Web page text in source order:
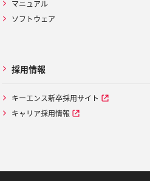
マニュアル
ソフトウェア
採用情報
キーエンス新卒採用サイト
キャリア採用情報